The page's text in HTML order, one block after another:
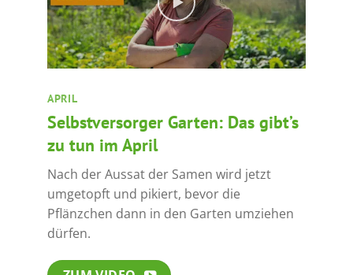
APRIL
Selbstversorger Garten: Das gibt’s
zu tun im April
Nach der Aussat der Samen wird jetzt
umgetopft und pikiert, bevor die
Pflänzchen dann in den Garten umziehen
dürfen.